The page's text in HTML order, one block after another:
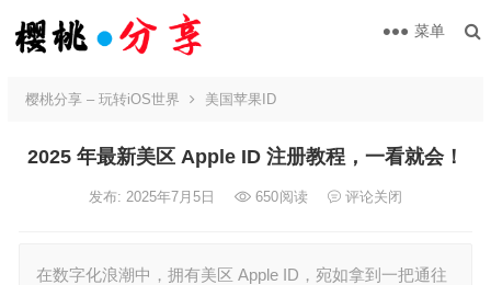
菜单
樱桃分享 – 玩转iOS世界 美国苹果ID
2025 年最新美区 Apple ID 注册教程，一看就会！
发布: 2025年7月5日 650阅读 评论关闭
在数字化浪潮中，拥有美区 Apple ID，宛如拿到一把通往